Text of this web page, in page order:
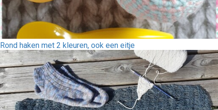
Rond haken met 2 kleuren, ook een eitje